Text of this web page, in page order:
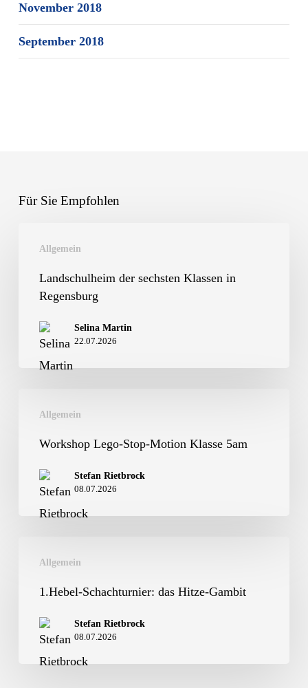
November 2018
September 2018
Für Sie Empfohlen
Allgemein
sechsten
Klassen
Regensburg
Landschulheim der sechsten Klassen in
Regensburg
Selina Martin
22.07.2026
Allgemein
Lego-
Stop-
Klasse
Workshop Lego-Stop-Motion Klasse 5am
Stefan Rietbrock
08.07.2026
Allgemein
Schachturnier:
Gambit
1.Hebel-Schachturnier: das Hitze-Gambit
Stefan Rietbrock
08.07.2026